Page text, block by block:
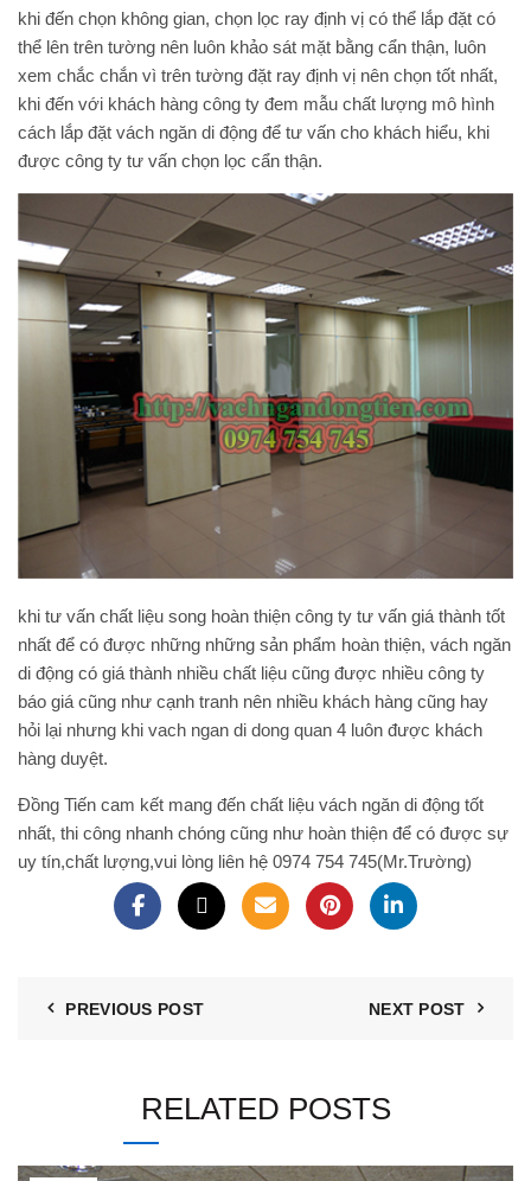
khi đến chọn không gian, chọn lọc ray định vị có thể lắp đặt có
thể lên trên tường nên luôn khảo sát mặt bằng cẩn thận, luôn
xem chắc chắn vì trên tường đặt ray định vị nên chọn tốt nhất,
khi đến với khách hàng công ty đem mẫu chất lượng mô hình
cách lắp đặt vách ngăn di động để tư vấn cho khách hiểu, khi
được công ty tư vấn chọn lọc cẩn thận.
khi tư vấn chất liệu song hoàn thiện công ty tư vấn giá thành tốt
nhất để có được những những sản phẩm hoàn thiện, vách ngăn
di động có giá thành nhiều chất liệu cũng được nhiều công ty
báo giá cũng như cạnh tranh nên nhiều khách hàng cũng hay
hỏi lại nhưng khi vach ngan di dong quan 4 luôn được khách
hàng duyệt.
Đồng Tiến cam kết mang đến chất liệu vách ngăn di động tốt
nhất, thi công nhanh chóng cũng như hoàn thiện để có được sự
uy tín,chất lượng,vui lòng liên hệ 0974 754 745(Mr.Trường)
PREVIOUS POST NEXT POST
RELATED POSTS